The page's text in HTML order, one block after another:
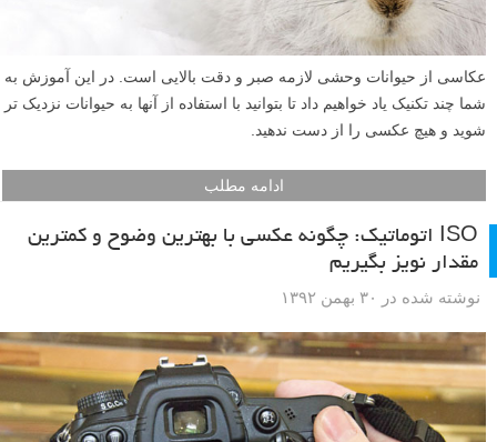
عکاسی از حیوانات وحشی لازمه صبر و دقت بالایی است. در این آموزش به
شما چند تکنیک یاد خواهیم داد تا بتوانید با استفاده از آنها به حیوانات نزدیک تر
شوید و هیچ عکسی را از دست ندهید.
ادامه مطلب
ISO اتوماتیک: چگونه عکسی با بهترین وضوح و کمترین
مقدار نویز بگیریم
نوشته شده در ۳۰ بهمن ۱۳۹۲